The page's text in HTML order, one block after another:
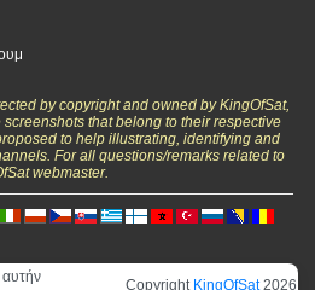
by copyright and owned by KingOfSat,
that belong to their respective
to help illustrating, identifying and
For all questions/remarks related to
webmaster.
Copyright KingOfSat2026